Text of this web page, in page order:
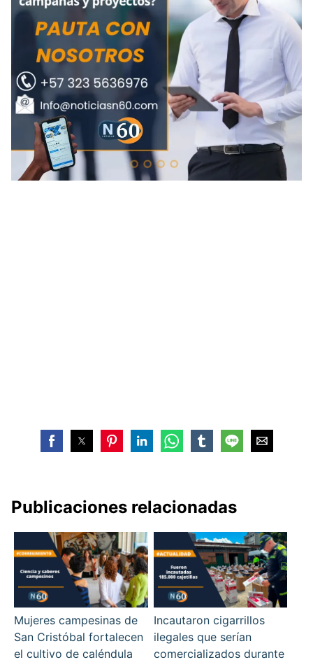
Publicaciones relacionadas
Mujeres campesinas de
San Cristóbal fortalecen
el cultivo de caléndula
Incautaron cigarrillos
ilegales que serían
comercializados durante